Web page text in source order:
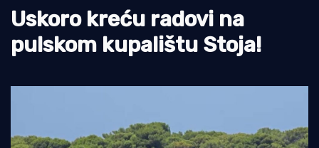
Pomorstvo
Ribolov
Uskoro kreću radovi na
pulskom kupalištu Stoja!